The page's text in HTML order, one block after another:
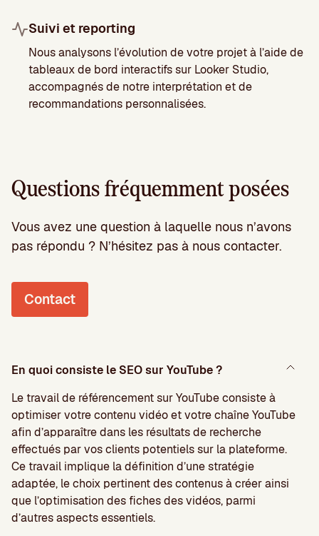
Suivi et reporting
Nous analysons l’évolution de votre projet à l’aide de
tableaux de bord interactifs sur Looker Studio,
accompagnés de notre interprétation et de
recommandations personnalisées.
Questions fréquemment posées
Vous avez une question à laquelle nous n’avons
pas répondu ? N’hésitez pas à nous contacter.
Contact
En quoi consiste le SEO sur YouTube ?
Le travail de référencement sur YouTube consiste à
optimiser votre contenu vidéo et votre chaîne YouTube
afin d’apparaître dans les résultats de recherche
effectués par vos clients potentiels sur la plateforme.
Ce travail implique la définition d’une stratégie
adaptée, le choix pertinent des contenus à créer ainsi
que l’optimisation des fiches des vidéos, parmi
d’autres aspects essentiels.